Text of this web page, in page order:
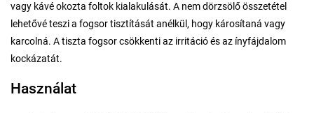
vagy kávé okozta foltok kialakulását. A nem dörzsölő összetétel
lehetővé teszi a fogsor tisztítását anélkül, hogy károsítaná vagy
karcolná. A tiszta fogsor csökkenti az irritáció és az ínyfájdalom
kockázatát.
Használat